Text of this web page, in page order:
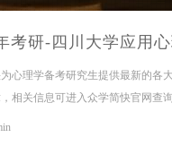
考研-四川大学应用
心理学备考研究生提供最新的各
相关信息可进入众学简快官网查